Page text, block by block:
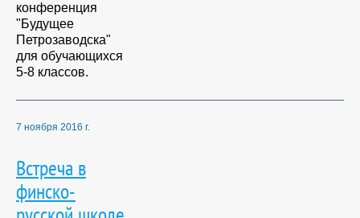
конференция
"Будущее
Петрозаводска"
для обучающихся
5-8 классов.
7 ноября 2016 г.
Встреча в
финско-